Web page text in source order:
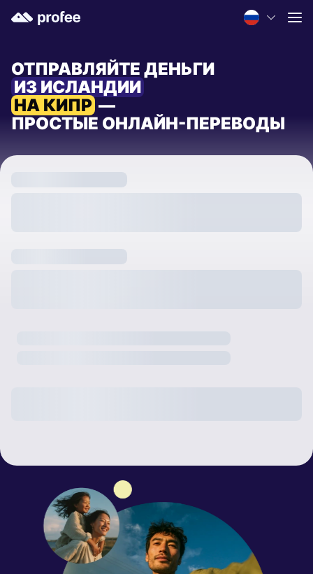
ОТПРАВЛЯЙТЕ ДЕНЬГИ
ИЗ ИСЛАНДИИ
НА КИПР —
ПРОСТЫЕ ОНЛАЙН-ПЕРЕВОДЫ